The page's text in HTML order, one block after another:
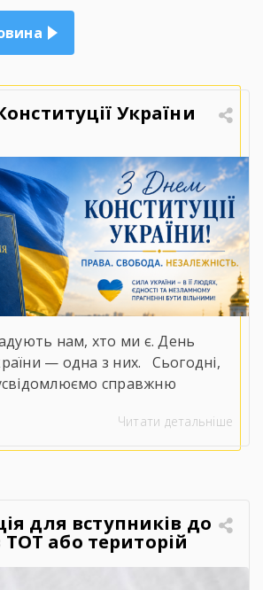
України
нам, хто ми є. День
— одна з них.⠀Сьогодні,
справжню
непрості для нашої
Конституції
що правда, справедливість і
Читати детальніше
для вступників до
ТОТ або територій
бойових дій.